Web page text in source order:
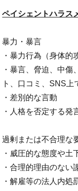
ペイシェントハラス
暴力・暴言
・暴力行為（身体的
・暴言、脅迫、中傷
ト、口コミ、SNS上
・差別的な言動
・人格を否定する発
過剰または不合理な
・威圧的な態度や土
・合理的理由のない
・解雇等の法人内処